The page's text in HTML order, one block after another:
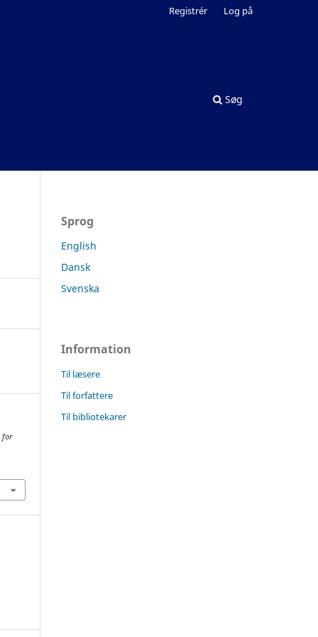
Søg
Registrér Log på
for
Sprog
English
Dansk
Svenska
Information
Til læsere
Til forfattere
Til bibliotekarer